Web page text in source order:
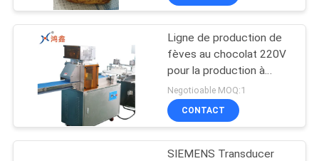
Équipement
industriel de
boulangerie
47
Ligne de production de
fèves au chocolat 220V
pour la production à
grande échelle
Negotioable MOQ:1
CONTACT
SIEMENS Transducer